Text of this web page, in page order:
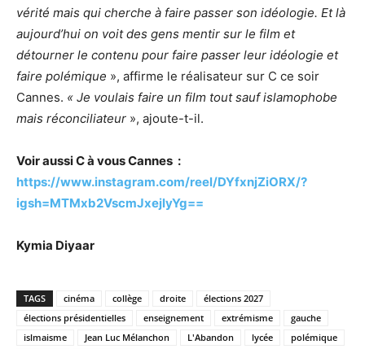
vérité mais qui cherche à faire passer son idéologie. Et là
aujourd’hui on voit des gens mentir sur le film et
détourner le contenu pour faire passer leur idéologie et
faire polémique », affirme le réalisateur sur C ce soir
Cannes. « Je voulais faire un film tout sauf islamophobe
mais réconciliateur », ajoute-t-il.
Voir aussi C à vous Cannes :
https://www.instagram.com/reel/DYfxnjZiORX/?
igsh=MTMxb2VscmJxejlyYg==
Kymia Diyaar
TAGS cinéma collège droite
élections 2027
élections présidentielles
enseignement extrémisme
gauche
islmaisme
Jean Luc Mélanchon L'Abandon lycée
polémique